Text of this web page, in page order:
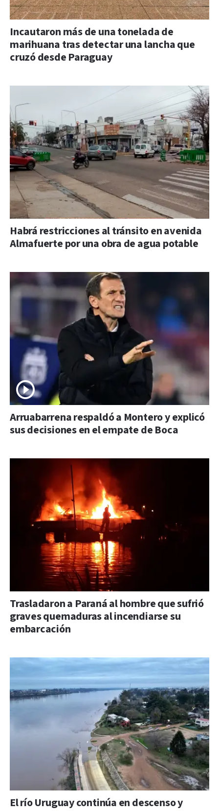
Incautaron más de una tonelada de
marihuana tras detectar una lancha que
cruzó desde Paraguay
Habrá restricciones al tránsito en avenida
Almafuerte por una obra de agua potable
Arruabarrena respaldó a Montero y explicó
sus decisiones en el empate de Boca
Trasladaron a Paraná al hombre que sufrió
graves quemaduras al incendiarse su
embarcación
El río Uruguay continúa en descenso y